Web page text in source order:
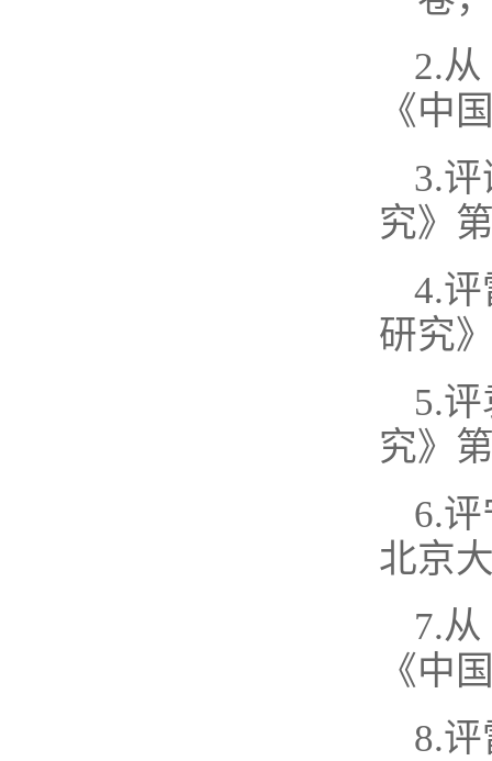
2.
《中
3.
究》
4.
研究
5.
究》
6.
北京
7.
《中
8.